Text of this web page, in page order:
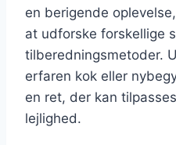
en berigende
at udforske forskellige
tilberedningsmetoder.
erfaren kok eller
en ret, der kan
lejlighed.